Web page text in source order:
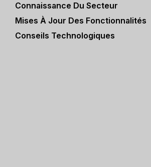
Connaissance Du Secteur
Mises À Jour Des Fonctionnalités
Conseils Technologiques